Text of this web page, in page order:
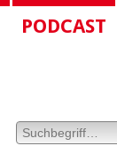
PODCAST